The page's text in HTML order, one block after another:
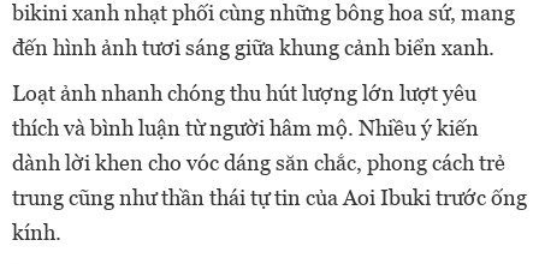
bikini xanh nhạt phối cùng những bông hoa sứ, mang
đến hình ảnh tươi sáng giữa khung cảnh biển xanh.
Loạt ảnh nhanh chóng thu hút lượng lớn lượt yêu
thích và bình luận từ người hâm mộ. Nhiều ý kiến
dành lời khen cho vóc dáng săn chắc, phong cách trẻ
trung cũng như thần thái tự tin của Aoi Ibuki trước ống
kính.